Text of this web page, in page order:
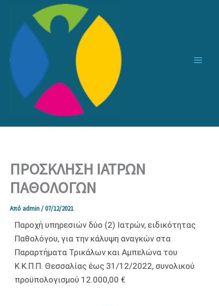
περιεχόμενο
ΠΡΟΣΚΛΗΣΗ ΙΑΤΡΩΝ
ΠΑΘΟΛΟΓΩΝ
Από admin/07/12/2021
Παροχή υπηρεσιών δύο (2) Ιατρών, ειδικότητας
Παθολόγου, για την κάλυψη αναγκών στα
Παραρτήματα Τρικάλων και Αμπελώνα του
Κ.Κ.Π.Π. Θεσσαλίας έως 31/12/2022, συνολικού
προϋπολογισμού 12.000,00 €